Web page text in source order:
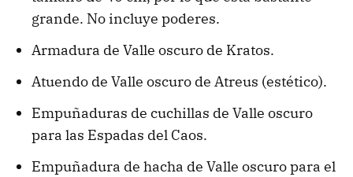
grande. No incluye poderes.
Armadura de Valle oscuro de Kratos.
Atuendo de Valle oscuro de Atreus (estético).
Empuñaduras de cuchillas de Valle oscuro
para las Espadas del Caos.
Empuñadura de hacha de Valle oscuro para el